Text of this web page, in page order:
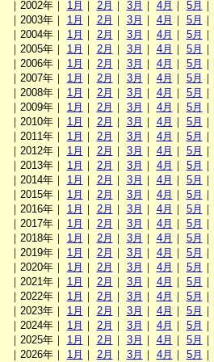
｜2002年｜ 1月 ｜ 2月 ｜ 3月 ｜ 4月 ｜ 5月 ｜
｜2003年｜ 1月 ｜ 2月 ｜ 3月 ｜ 4月 ｜ 5月 ｜
｜2004年｜ 1月 ｜ 2月 ｜ 3月 ｜ 4月 ｜ 5月 ｜
｜2005年｜ 1月 ｜ 2月 ｜ 3月 ｜ 4月 ｜ 5月 ｜
｜2006年｜ 1月 ｜ 2月 ｜ 3月 ｜ 4月 ｜ 5月 ｜
｜2007年｜ 1月 ｜ 2月 ｜ 3月 ｜ 4月 ｜ 5月 ｜
｜2008年｜ 1月 ｜ 2月 ｜ 3月 ｜ 4月 ｜ 5月 ｜
｜2009年｜ 1月 ｜ 2月 ｜ 3月 ｜ 4月 ｜ 5月 ｜
｜2010年｜ 1月 ｜ 2月 ｜ 3月 ｜ 4月 ｜ 5月 ｜
｜2011年｜ 1月 ｜ 2月 ｜ 3月 ｜ 4月 ｜ 5月 ｜
｜2012年｜ 1月 ｜ 2月 ｜ 3月 ｜ 4月 ｜ 5月 ｜
｜2013年｜ 1月 ｜ 2月 ｜ 3月 ｜ 4月 ｜ 5月 ｜
｜2014年｜ 1月 ｜ 2月 ｜ 3月 ｜ 4月 ｜ 5月 ｜
｜2015年｜ 1月 ｜ 2月 ｜ 3月 ｜ 4月 ｜ 5月 ｜
｜2016年｜ 1月 ｜ 2月 ｜ 3月 ｜ 4月 ｜ 5月 ｜
｜2017年｜ 1月 ｜ 2月 ｜ 3月 ｜ 4月 ｜ 5月 ｜
｜2018年｜ 1月 ｜ 2月 ｜ 3月 ｜ 4月 ｜ 5月 ｜
｜2019年｜ 1月 ｜ 2月 ｜ 3月 ｜ 4月 ｜ 5月 ｜
｜2020年｜ 1月 ｜ 2月 ｜ 3月 ｜ 4月 ｜ 5月 ｜
｜2021年｜ 1月 ｜ 2月 ｜ 3月 ｜ 4月 ｜ 5月 ｜
｜2022年｜ 1月 ｜ 2月 ｜ 3月 ｜ 4月 ｜ 5月 ｜
｜2023年｜ 1月 ｜ 2月 ｜ 3月 ｜ 4月 ｜ 5月 ｜
｜2024年｜ 1月 ｜ 2月 ｜ 3月 ｜ 4月 ｜ 5月 ｜
｜2025年｜ 1月 ｜ 2月 ｜ 3月 ｜ 4月 ｜ 5月 ｜
｜2026年｜ 1月 ｜ 2月 ｜ 3月 ｜ 4月 ｜ 5月 ｜